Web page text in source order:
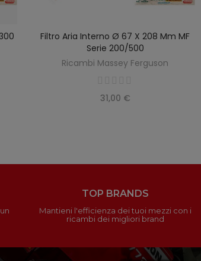
SCOPRIRE
Filtro Aria Interno Ø 67 X 208 Mm MF
Serie 200/500
Ricambi Massey Ferguson
31,00 €
TOP BRANDS
Mantieni l'efficienza dei tuoi mezzi con i
ricambi dei migliori brand